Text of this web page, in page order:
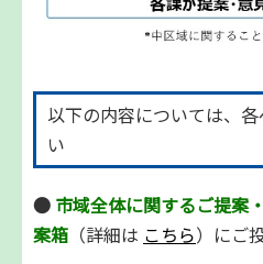
以下の内容については、
い
● 市域全体に関するご提案
案箱 （詳細は こちら）にご